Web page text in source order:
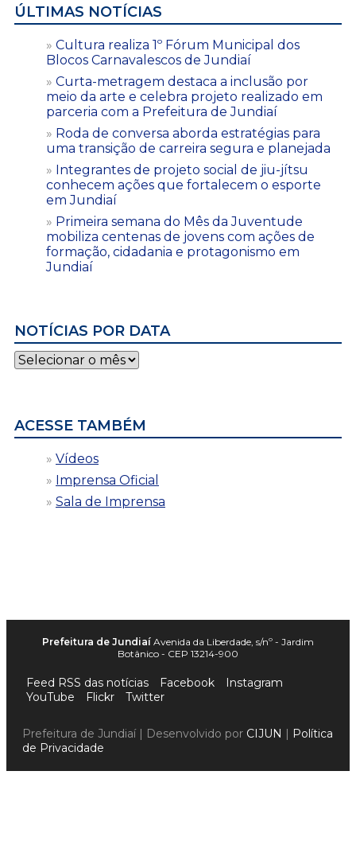
ÚLTIMAS NOTÍCIAS
Cultura realiza 1º Fórum Municipal dos
Blocos Carnavalescos de Jundiaí
Curta-metragem destaca a inclusão por
meio da arte e celebra projeto realizado em
parceria com a Prefeitura de Jundiaí
Roda de conversa aborda estratégias para
uma transição de carreira segura e planejada
Integrantes de projeto social de jiu-jítsu
conhecem ações que fortalecem o esporte
em Jundiaí
Primeira semana do Mês da Juventude
mobiliza centenas de jovens com ações de
formação, cidadania e protagonismo em
Jundiaí
NOTÍCIAS POR DATA
Notícias
por
ACESSE TAMBÉM
Vídeos
Imprensa Oficial
Sala de Imprensa
Prefeitura de Jundiaí Avenida da Liberdade, s/nº - Jardim
Botânico - CEP 13214-900
Feed RSS das notícias Facebook
Instagram
YouTube
Flickr Twitter
Prefeitura de Jundiaí | Desenvolvido por CIJUN | Política
de Privacidade